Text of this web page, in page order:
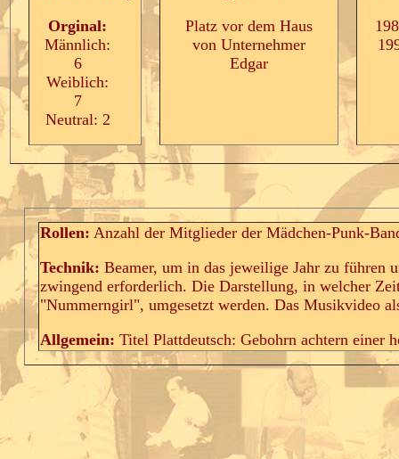
Orginal:
Männlich:
6
Weiblich:
7
Neutral: 2
Platz vor dem Haus
von Unternehmer
Edgar
Rollen: Anzahl der Mitglieder der Mädchen-Punk-
Technik: Beamer, um in das jeweilige Jahr zu führen
zwingend erforderlich. Die Darstellung, in welcher
"Nummerngirl", umgesetzt werden. Das Musikvideo
Allgemein: Titel Plattdeutsch: Gebohrn achtern einer